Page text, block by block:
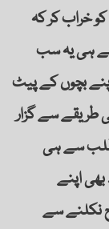
کو خراب کر کہ
ہی یہ سب
بچوں کے پیٹ
طریقے سے گزار
سے ہی
اپنے
نکلنے سے